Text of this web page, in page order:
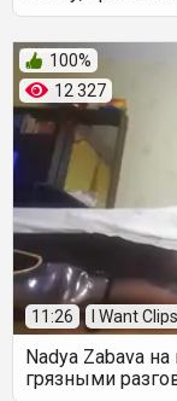
12 327
100%
11:26 I Want Clips
Nadya Zabava
грязными